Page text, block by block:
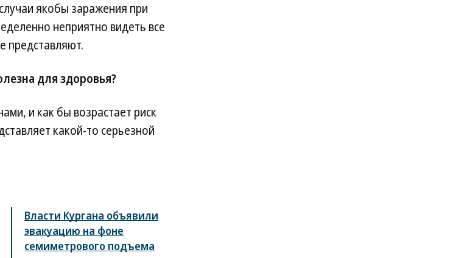
якобы заражения при
неприятно видеть все
представляют.
для здоровья?
и как бы возрастает риск
какой-то серьезной
Власти Кургана объявили
эвакуацию на фоне
семиметрового подъема